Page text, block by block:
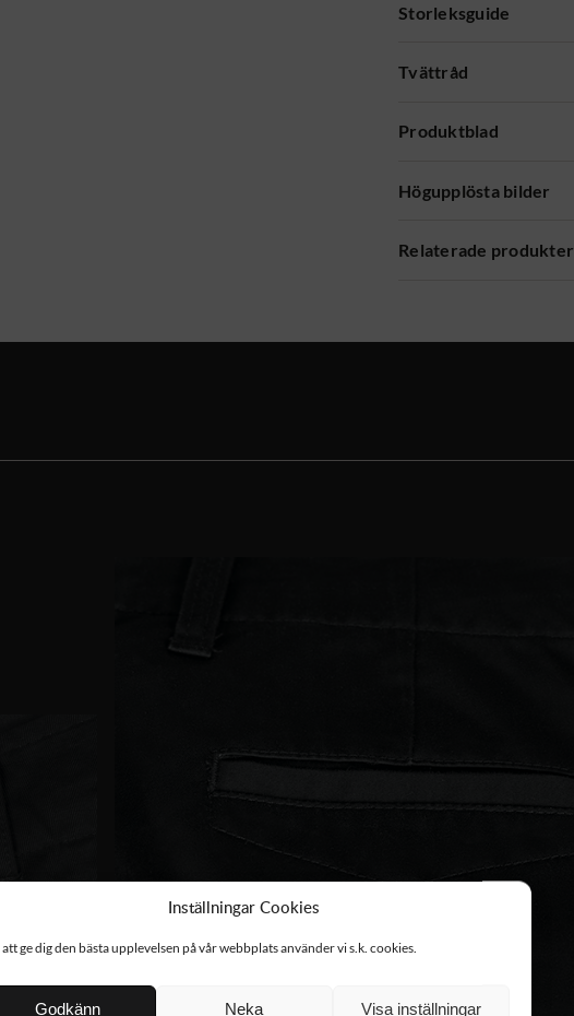
Inställningar Cookies
ge dig den bästa upplevelsen på vår webbplats använder vi s.k. cookies.
Godkänn Neka Visa inställningar
Storleksguide
Tvättråd
Produktblad
Högupplösta bilder
Relaterade produkter